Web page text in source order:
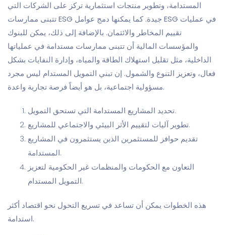
المستدامة، وتطوير منتجات استثمارية تركز على الشركات التي
تتبنى ممارسات ESG جيدة. كما يمكنها دمج عوامل ESG في عمليات
تقييم المخاطر والائتمان. بالإضافة إلى ذلك، يمكن للبنوك
والمؤسسات المالية أن تتبنى ممارسات مستدامة في عملياتها
الداخلية، مثل تقليل استهلاك الطاقة والمياه، وإدارة النفايات بشكل
فعال، وتعزيز التنوع والشمول. إن تبني التمويل المستدام ليس مجرد
مسؤولية اجتماعية، بل هو أيضاً فرصة تجارية واعدة.
تحديد المشاريع المستدامة التي تستحق التمويل.
تطوير آليات لتقييم الأثر البيئي والاجتماعي للمشاريع.
تقديم حوافز للمستثمرين الذين يستثمرون في المشاريع
المستدامة.
التعاون مع الحكومات والمنظمات غير الحكومية لتعزيز
التمويل المستدام.
هذه الخطوات يمكن أن تساعد في تسريع التحول نحو اقتصاد أكثر
استدامة.